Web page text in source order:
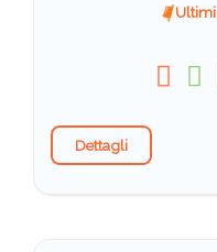
Ultimi
Dettagli